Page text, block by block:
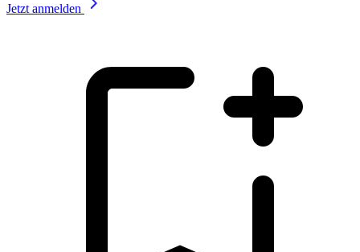
Jetzt anmelden